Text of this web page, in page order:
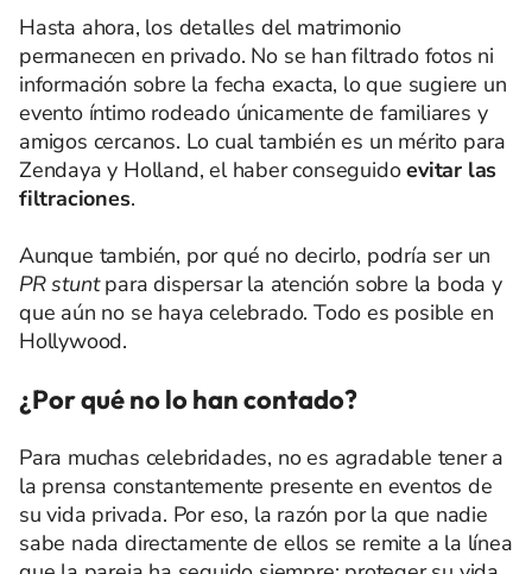
Hasta ahora, los detalles del matrimonio
permanecen en privado. No se han filtrado fotos ni
información sobre la fecha exacta, lo que sugiere un
evento íntimo rodeado únicamente de familiares y
amigos cercanos. Lo cual también es un mérito para
Zendaya y Holland, el haber conseguidoevitar las
filtraciones.
Aunque también, por qué no decirlo, podría ser un
PR stuntpara dispersar la atención sobre la boda y
que aún no se haya celebrado. Todo es posible en
Hollywood.
¿Por qué no lo han contado?
Para muchas celebridades, no es agradable tener a
la prensa constantemente presente en eventos de
su vida privada. Por eso, la razón por la que nadie
sabe nada directamente de ellos se remite a la línea